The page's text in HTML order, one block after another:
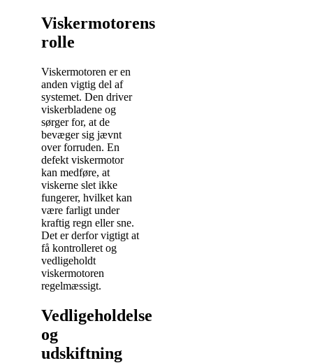
Viskermotorens
rolle
Viskermotoren er en
anden vigtig del af
systemet. Den driver
viskerbladene og
sørger for, at de
bevæger sig jævnt
over forruden. En
defekt viskermotor
kan medføre, at
viskerne slet ikke
fungerer, hvilket kan
være farligt under
kraftig regn eller sne.
Det er derfor vigtigt at
få kontrolleret og
vedligeholdt
viskermotoren
regelmæssigt.
Vedligeholdelse
og
udskiftning